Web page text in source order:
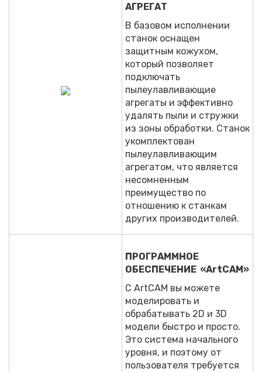
АГРЕГАТ
В базовом исполнении
станок оснащен
защитным кожухом,
который позволяет
подключать
пылеулавливающие
агрегаты и эффективно
удалять пыли и стружки
из зоны обработки. Станок
укомплектован
пылеулавливающим
агрегатом, что является
несомненным
преимущество по
отношению к станкам
других производителей.
ПРОГРАММНОЕ
ОБЕСПЕЧЕНИЕ «ArtCAM»
С ArtCAM вы можете
моделировать и
обрабатывать 2D и 3D
модели быстро и просто.
Это система начального
уровня, и поэтому от
пользователя требуется